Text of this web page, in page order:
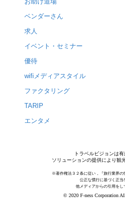
ベンダーさん
求人
イベント・セミナー
優待
wifiメディアスタイル
ファクタリング
TARIP
エンタメ
トラベルビジョンは
ソリューションの提供により観
※著作権法３２条に従い，『旅行業界の
公正な慣行に基づく正当
他メディアからの引用をし
© 2020 F-ness Corporation